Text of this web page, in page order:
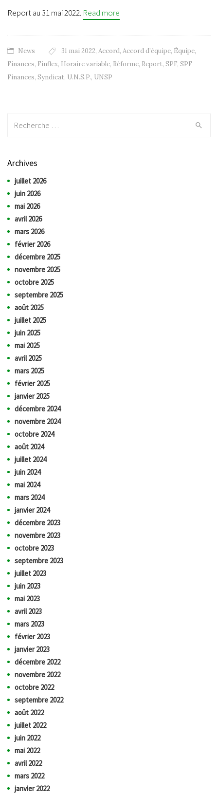
Report au 31 mai 2022. Read more
News 31 mai 2022, Accord, Accord d’équipe, Équipe,
Finances, Finflex, Horaire variable, Réforme, Report, SPF, SPF
Finances, Syndicat, U.N.S.P., UNSP
Archives
juillet 2026
juin 2026
mai 2026
avril 2026
mars 2026
février 2026
décembre 2025
novembre 2025
octobre 2025
septembre 2025
août 2025
juillet 2025
juin 2025
mai 2025
avril 2025
mars 2025
février 2025
janvier 2025
décembre 2024
novembre 2024
octobre 2024
août 2024
juillet 2024
juin 2024
mai 2024
mars 2024
janvier 2024
décembre 2023
novembre 2023
octobre 2023
septembre 2023
juillet 2023
juin 2023
mai 2023
avril 2023
mars 2023
février 2023
janvier 2023
décembre 2022
novembre 2022
octobre 2022
septembre 2022
août 2022
juillet 2022
juin 2022
mai 2022
avril 2022
mars 2022
janvier 2022